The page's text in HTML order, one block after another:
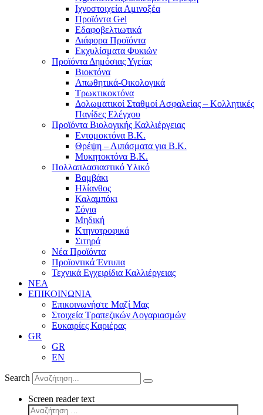
Ιχνοστοιχεία Αμινοξέα
Προϊόντα Gel
Εδαφοβελτιωτικά
Διάφορα Προϊόντα
Εκχυλίσματα Φυκιών
Προϊόντα Δημόσιας Υγείας
Βιοκτόνα
Απωθητικά-Οικολογικά
Τρωκτικοκτόνα
Δολωματικοί Σταθμοί Ασφαλείας – Κολλητικές
Παγίδες Ελέγχου
Προϊόντα Βιολογικής Καλλιέργειας
Εντομοκτόνα Β.Κ.
Θρέψη – Λιπάσματα για Β.Κ.
Μυκητοκτόνα Β.Κ.
Πολλαπλασιαστικό Υλικό
Βαμβάκι
Ηλίανθος
Καλαμπόκι
Σόγια
Μηδική
Κτηνοτροφικά
Σιτηρά
Νέα Προϊόντα
Προϊοντικά Έντυπα
Τεχνικά Εγχειρίδια Καλλιέργειας
ΝΕΑ
ΕΠΙΚΟΙΝΩΝΙΑ
Επικοινωνήστε Μαζί Μας
Στοιχεία Τραπεζικών Λογαριασμών
Ευκαιρίες Καριέρας
GR
GR
EN
Search
Screen reader text